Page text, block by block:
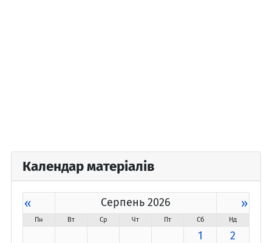
Календар матеріалів
« Серпень 2026 »
Пн Вт Ср Чт Пт Сб Нд
1
2